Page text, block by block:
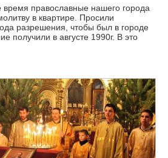
время православные нашего города
в квартире. Просили
разрешения, чтобы был в городе
получили в августе 1990г. В это